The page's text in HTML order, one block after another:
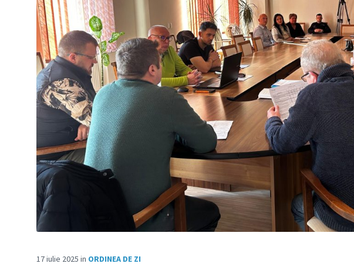
17 iulie 2025 in ORDINEA DE ZI